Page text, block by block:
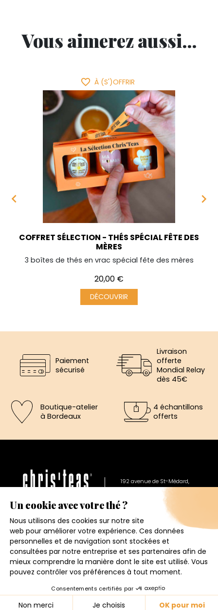
Vous aimerez aussi...

favorite_border À (S')OFFRIR
COFFRET SÉLECTION - THÉS SPÉCIAL FÊTE DES
MÈRES
3 boîtes de thés en vrac spécial fête des mères
Prix
20,00 €
DÉCOUVRIR

Paiement
sécurisé
Livraison
offerte
Mondial Relay
dès 45€
Boutique-atelier
à Bordeaux
4 échantillons
offerts
192 avenue de St-Médard,
Eysines
Du lundi au vendredi de 12h à 19h
4.6★
158 avis
5€ offerts sur votre prochaine
commande
Inscrivez vous a notre newsletter et recevez
immédiatement un bon de réduction de 5€.
Votre adresse email
J'accepte de recevoir la newsletter et j'ai pris connaissance
de la politique de confidentialité.
Je m'inscris
© 2026 - CHRIS'TEAS
Conditions générales de ventes
Mentions légales
Politique de confidentialité
Contact